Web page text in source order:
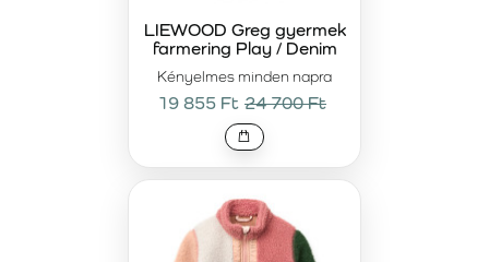
alatt, az átmeneti időszakban pedig önálló felsőként is
tökéletesek játszótérre vagy sétákhoz.A LIEWOOD
funkcionális védelmet nyújtanak a szél és a hideg
ellen, így ideális választást jelentenek mindennapi
programokhoz vagy kirándulásokhoz.
A LIEWOOD prémium kabátok és pulóverek
családoknak készülnek, akik nem kötnek
kompromisszumot a minőség, a dizájn és a tartósság
terén. Tudatos befektetést jelentenek olyan
ruhadarabokba, amelyek többszöri viselés és mosás után
Kényelmes minden napra
LIEWOOD Greg gyermek
farmering Play / Denim
19 855 Ft 24 700 Ft